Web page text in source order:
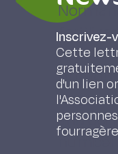
and
number
Inscrivez-
Cette
d'un lien